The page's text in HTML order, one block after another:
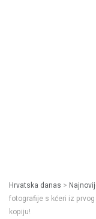
Hrvatska danas >
fotografije s kćeri iz
kopiju!